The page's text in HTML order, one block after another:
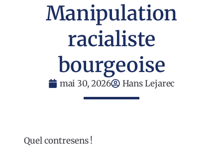
Manipulation
racialiste
bourgeoise
mai 30, 2026 Hans Lejarec
Quel contresens !